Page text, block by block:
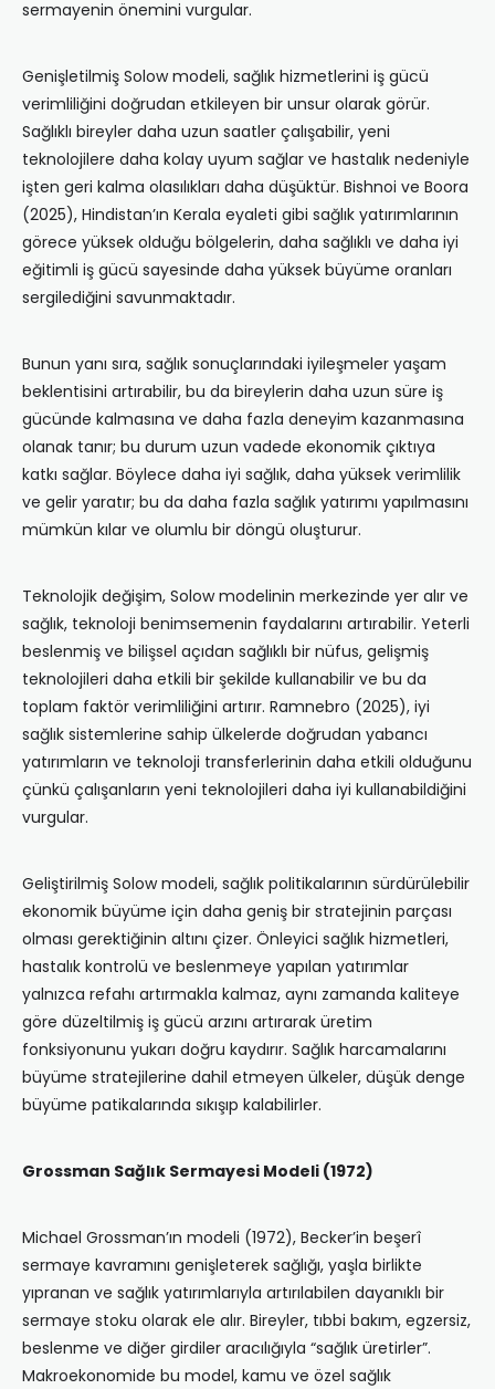
sermayenin önemini vurgular.
Genişletilmiş Solow modeli, sağlık hizmetlerini iş gücü
verimliliğini doğrudan etkileyen bir unsur olarak görür.
Sağlıklı bireyler daha uzun saatler çalışabilir, yeni
teknolojilere daha kolay uyum sağlar ve hastalık nedeniyle
işten geri kalma olasılıkları daha düşüktür. Bishnoi ve Boora
(2025), Hindistan’ın Kerala eyaleti gibi sağlık yatırımlarının
görece yüksek olduğu bölgelerin, daha sağlıklı ve daha iyi
eğitimli iş gücü sayesinde daha yüksek büyüme oranları
sergilediğini savunmaktadır.
Bunun yanı sıra, sağlık sonuçlarındaki iyileşmeler yaşam
beklentisini artırabilir, bu da bireylerin daha uzun süre iş
gücünde kalmasına ve daha fazla deneyim kazanmasına
olanak tanır; bu durum uzun vadede ekonomik çıktıya
katkı sağlar. Böylece daha iyi sağlık, daha yüksek verimlilik
ve gelir yaratır; bu da daha fazla sağlık yatırımı yapılmasını
mümkün kılar ve olumlu bir döngü oluşturur.
Teknolojik değişim, Solow modelinin merkezinde yer alır ve
sağlık, teknoloji benimsemenin faydalarını artırabilir. Yeterli
beslenmiş ve bilişsel açıdan sağlıklı bir nüfus, gelişmiş
teknolojileri daha etkili bir şekilde kullanabilir ve bu da
toplam faktör verimliliğini artırır. Ramnebro (2025), iyi
sağlık sistemlerine sahip ülkelerde doğrudan yabancı
yatırımların ve teknoloji transferlerinin daha etkili olduğunu
çünkü çalışanların yeni teknolojileri daha iyi kullanabildiğini
vurgular.
Geliştirilmiş Solow modeli, sağlık politikalarının sürdürülebilir
ekonomik büyüme için daha geniş bir stratejinin parçası
olması gerektiğinin altını çizer. Önleyici sağlık hizmetleri,
hastalık kontrolü ve beslenmeye yapılan yatırımlar
yalnızca refahı artırmakla kalmaz, aynı zamanda kaliteye
göre düzeltilmiş iş gücü arzını artırarak üretim
fonksiyonunu yukarı doğru kaydırır. Sağlık harcamalarını
büyüme stratejilerine dahil etmeyen ülkeler, düşük denge
büyüme patikalarında sıkışıp kalabilirler.
Grossman Sağlık Sermayesi Modeli (1972)
Michael Grossman’ın modeli (1972), Becker’in beşerî
sermaye kavramını genişleterek sağlığı, yaşla birlikte
yıpranan ve sağlık yatırımlarıyla artırılabilen dayanıklı bir
sermaye stoku olarak ele alır. Bireyler, tıbbi bakım, egzersiz,
beslenme ve diğer girdiler aracılığıyla “sağlık üretirler”.
Makroekonomide bu model, kamu ve özel sağlık